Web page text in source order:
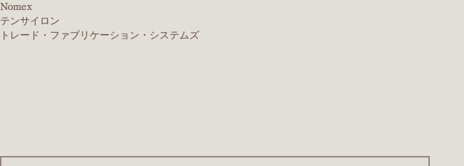
Nomex
テンサイロン
トレード・ファブリケーション・システムズ